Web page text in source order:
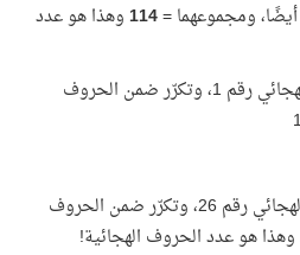
114وهذا هو عدد
أوّل أحرف اسم اللَّه (ا) ترتيبه الهجائي رقم 1، وتكرّر ضمن الحروف
آخر أحرف اسم اللَّه (هـ) ترتيبه الهجائي رقم 26، وتكرّر ضمن الحروف